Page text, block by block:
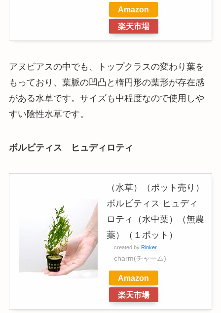
Amazon
楽天市場
アヌビアスの中でも、トップクラスの変わり葉を
もっており、葉脈の凹凸と楕円形の葉形が存在感
がある水草です。サイズも中程度なので使用しや
すい陰性水草です。
ボルビティス ヒュディロティ
（水草）（ポット売り）
ボルビティス ヒュディ
ロティ（水中葉）（無農
薬）（１ポット）
created by Rinker
charm(チャーム)
Amazon
楽天市場